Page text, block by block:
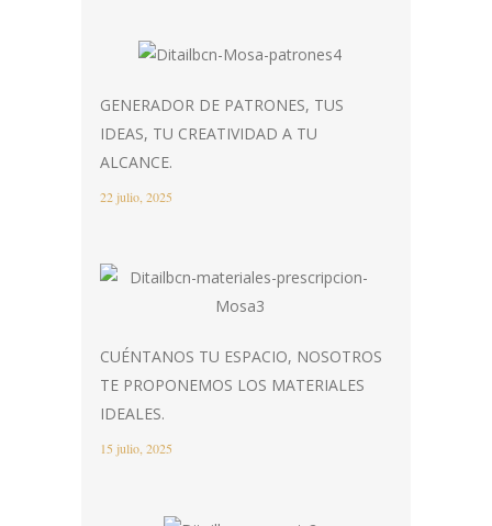
GENERADOR DE PATRONES, TUS
IDEAS, TU CREATIVIDAD A TU
ALCANCE.
22 julio, 2025
CUÉNTANOS TU ESPACIO, NOSOTROS
TE PROPONEMOS LOS MATERIALES
IDEALES.
15 julio, 2025